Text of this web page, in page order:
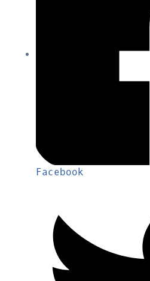
Facebook